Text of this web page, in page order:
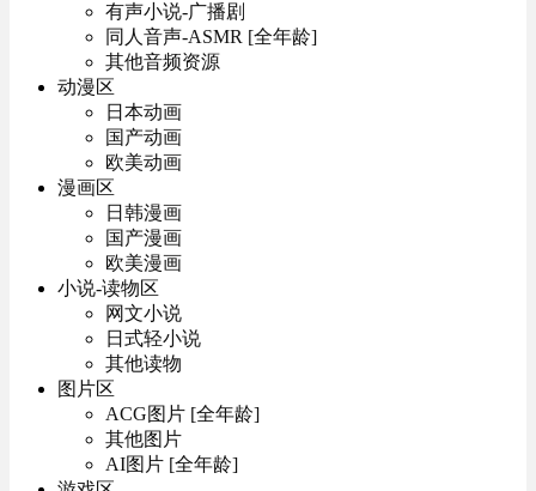
有声小说-广播剧
同人音声-ASMR [全年龄]
其他音频资源
动漫区
日本动画
国产动画
欧美动画
漫画区
日韩漫画
国产漫画
欧美漫画
小说-读物区
网文小说
日式轻小说
其他读物
图片区
ACG图片 [全年龄]
其他图片
AI图片 [全年龄]